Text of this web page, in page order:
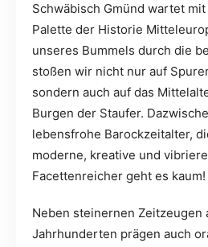
Schwäbisch Gmünd wartet
Palette der Historie
unseres Bummels durch die
stoßen wir nicht nur auf
sondern auch auf das
Burgen der Staufer.
lebensfrohe Barockzeitalter,
moderne, kreative und
Facettenreicher geht es kaum!
Neben steinernen Zeitzeugen
Jahrhunderten prägen auch